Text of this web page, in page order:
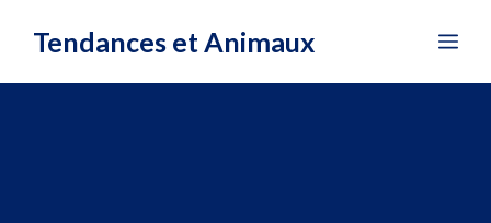
Tendances et Animaux